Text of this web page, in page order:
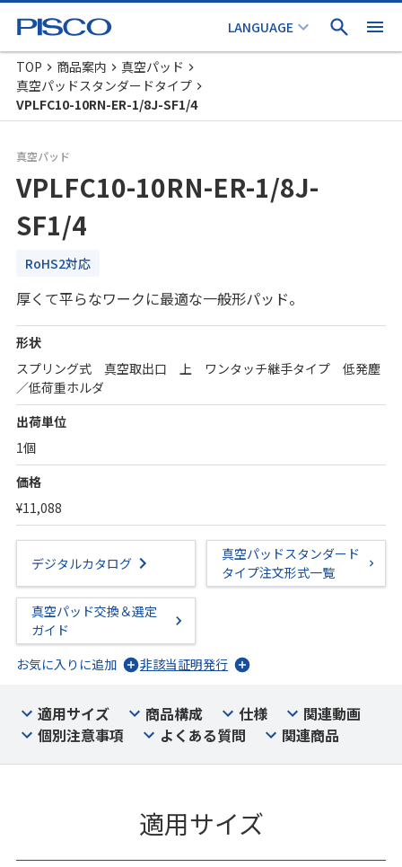
TOP 商品案内
真空パッド
真空パッドスタンダードタイプ
VPLFC10-10RN-ER-1/8J-SF1/4
真空パッド
VPLFC10-10RN-ER-1/8J-
SF1/4
RoHS2対応
厚くて平らなワークに最適な一般形パッド。
形状
スプリング式 真空取出口 上 ワンタッチ継手タイプ 低発塵
／低荷重ホルダ
出荷単位
1個
価格
¥11,088
デジタルカタログ
真空パッドスタンダード
タイプ注文形式一覧
真空パッド交換＆選定
ガイド
お気に入りに追加
非該当証明発行
適用サイズ 商品構成 仕様
関連動画
個別注意事項
よくある質問 関連商品
適用サイズ